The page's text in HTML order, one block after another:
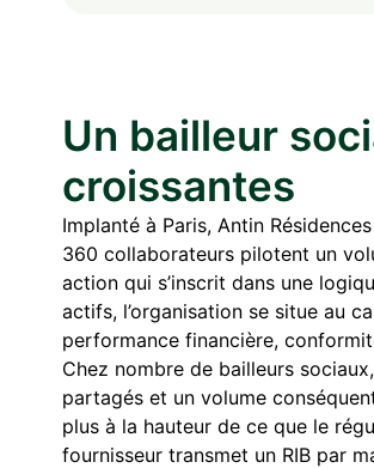
Un bailleur
croissantes
Implanté à Paris, Antin
360 collaborateurs pilotent un
action qui s’inscrit dans une
actifs, l’organisation se situe au
performance financière,
Chez nombre de bailleurs
partagés et un volume
plus à la hauteur de ce que le
fournisseur transmet un RIB par